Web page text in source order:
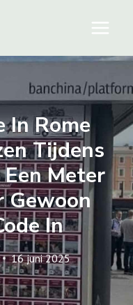
In Rome
Tijdens
Meter
Gewoon
In
16 juni 2025